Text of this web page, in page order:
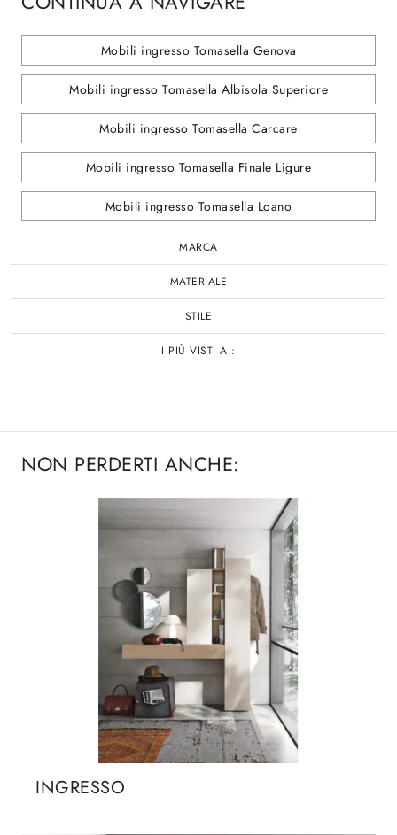
Mobili ingresso Tomasella Genova
Mobili ingresso Tomasella Albisola Superiore
Mobili ingresso Tomasella Carcare
Mobili ingresso Tomasella Finale Ligure
Mobili ingresso Tomasella Loano
MARCA
MATERIALE
STILE
I PIÙ VISTI A :
NON PERDERTI ANCHE:
INGRESSO